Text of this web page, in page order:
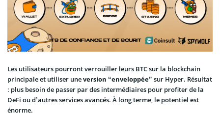
Les utilisateurs pourront verrouiller leurs BTC sur la blockchain
principale et utiliser uneversion “enveloppée” sur Hyper. Résultat
: plus besoin de passer par des intermédiaires pour profiter de la
DeFi ou d’autres services avancés. À long terme, le potentiel est
énorme.